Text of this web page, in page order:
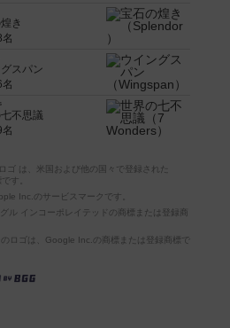
き
スパン
不思議
ゴ は、米国および他の国々で登録された
す。
Inc.のサービスマークです。
ル インコーポレイテッドの商標または登録商
ロゴは、Google Inc.の商標または登録商標で